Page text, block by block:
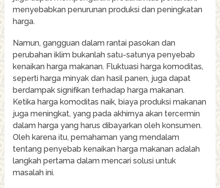
menyebabkan penurunan produksi dan peningkatan
harga.
Namun, gangguan dalam rantai pasokan dan
perubahan iklim bukanlah satu-satunya penyebab
kenaikan harga makanan. Fluktuasi harga komoditas,
seperti harga minyak dan hasil panen, juga dapat
berdampak signifikan terhadap harga makanan.
Ketika harga komoditas naik, biaya produksi makanan
juga meningkat, yang pada akhirnya akan tercermin
dalam harga yang harus dibayarkan oleh konsumen.
Oleh karena itu, pemahaman yang mendalam
tentang penyebab kenaikan harga makanan adalah
langkah pertama dalam mencari solusi untuk
masalah ini.